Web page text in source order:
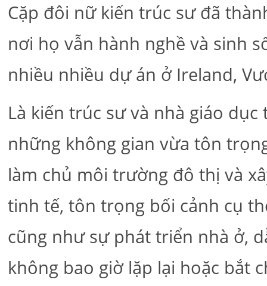
Cặp đôi nữ kiến trúc sư đã
nơi họ vẫn hành nghề và sinh
nhiều nhiều dự án ở Ireland,
Là kiến trúc sư và nhà giáo
những không gian vừa tôn
làm chủ môi trường đô thị và
tinh tế, tôn trọng bối cảnh cụ
cũng như sự phát triển nhà ở,
không bao giờ lặp lại hoặc bắt